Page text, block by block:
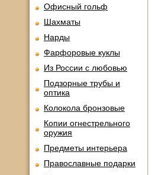
Офисный гольф
Шахматы
Нарды
Фарфоровые куклы
Из России с любовью
Подзорные трубы и
оптика
Колокола бронзовые
Копии огнестрельного
оружия
Предметы интерьера
Православные подарки